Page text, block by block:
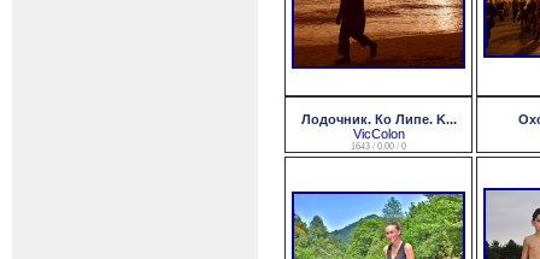
Лодочник. Ко Липе. K...
VicColon
1643 / 0.00 / 0